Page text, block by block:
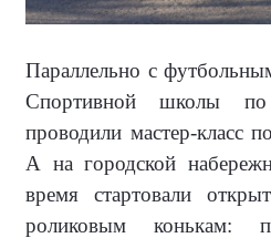
Параллельно с
Спортивной школы
проводили мастер-класс
А на городской
время стартовали
роликовым конькам: